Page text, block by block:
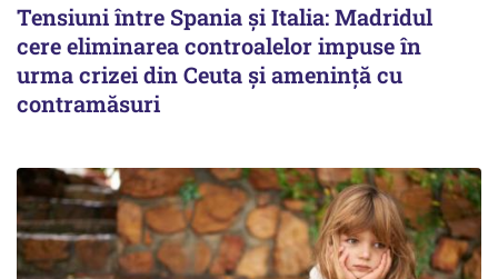
Tensiuni între Spania și Italia: Madridul
cere eliminarea controalelor impuse în
urma crizei din Ceuta și amenință cu
contramăsuri